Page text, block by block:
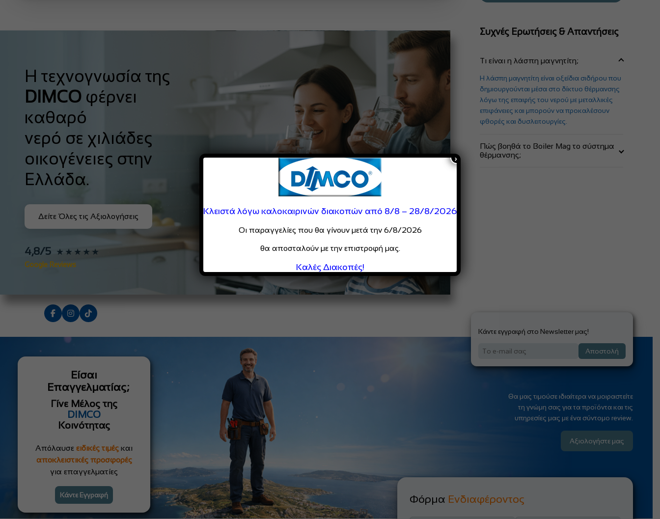
Η τεχνογνωσία της
DIMCO φέρνει
καθαρό
νερό σε χιλιάδες
οικογένειες στην
Ελλάδα.
Δείτε Όλες τις Αξιολογήσεις
4,8/5 ★★★★★
Google Reviews
Συχνές Ερωτήσεις & Απαντήσεις
Τι είναι η λάσπη μαγνητίτη;
Η λάσπη μαγνητίτη είναι οξείδια σιδήρου που
δημιουργούνται μέσα στο δίκτυο θέρμανσης
λόγω της επαφής του νερού με μεταλλικές
επιφάνειες και μπορούν να προκαλέσουν
φθορές και δυσλειτουργίες.
Πώς βοηθά το Boiler Mag το σύστημα
θέρμανσης;
Κάντε εγγραφή στο Newsletter μας!
Αποστολή
Είσαι
Επαγγελματίας;
Γίνε Μέλος της
DIMCO
Κοινότητας
Απόλαυσε ειδικές τιμές και
αποκλειστικές προσφορές
για επαγγελματίες
Κάντε Εγγραφή
Θα μας τιμούσε ιδιαίτερα να μοιραστείτε
τη γνώμη σας για τα προϊόντα και τις
υπηρεσίες μας με ένα σύντομο review.
Αξιολογήστε μας
Φόρμα Ενδιαφέροντος
Κλειστά λόγω καλοκαιρινών διακοπών από 8/8 – 28/8/2026
Οι παραγγελίες που θα γίνουν μετά την 6/8/2026
θα αποσταλούν με την επιστροφή μας.
Καλές Διακοπές!
×